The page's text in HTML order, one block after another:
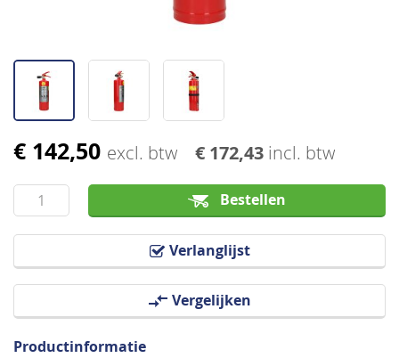
€ 142,50 excl. btw € 172,43 incl. btw
Bestellen
Verlanglijst
Vergelijken
Ga
het
begin
van
Productinformatie